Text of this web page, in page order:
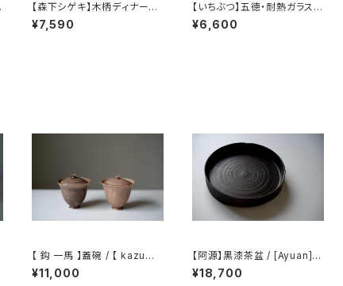
【森下シゲキ】木柄ディナーフ
ォーク /【Shigeki Morishit
a】wooden-handle dinner
¥7,590
【いちぶつ】五徳・耐熱ガラスア
ルコールランプ 一式 /【 ichib
utu 】Trivet & Heat-resist
¥6,600
【 鈎 一馬 】蓋碗 / 【 kazuma
magari 】Gaiwan
¥11,000
【阿源】黒漆茶盆 / [Ayuan] B
lack Lacquer Tea Tray
¥18,700